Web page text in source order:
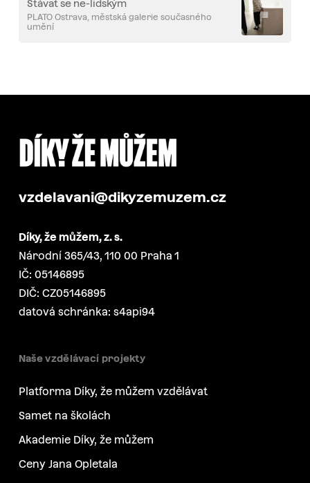
Stávat se ne-lidským
PLATO Ostrava, městská galerie současného
umění
vzdelavani@dikyzemuzem.cz
Díky, že můžem, z. s.
Národní 365/43, 110 00 Praha 1
IČ: 05146895
DIČ: CZ05146895
datová schránka: s4api94
Naše vzdělávací projekty
Platforma Díky, že můžem vzdělávat
Samet na školách
Akademie Díky, že můžem
Ceny Jana Opletala